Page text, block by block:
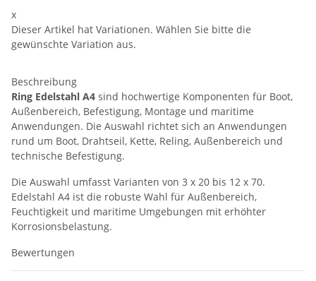
x
Dieser Artikel hat Variationen. Wählen Sie bitte die
gewünschte Variation aus.
Beschreibung
Ring Edelstahl A4 sind hochwertige Komponenten für Boot,
Außenbereich, Befestigung, Montage und maritime
Anwendungen. Die Auswahl richtet sich an Anwendungen
rund um Boot, Drahtseil, Kette, Reling, Außenbereich und
technische Befestigung.
Die Auswahl umfasst Varianten von 3 x 20 bis 12 x 70.
Edelstahl A4 ist die robuste Wahl für Außenbereich,
Feuchtigkeit und maritime Umgebungen mit erhöhter
Korrosionsbelastung.
Bewertungen